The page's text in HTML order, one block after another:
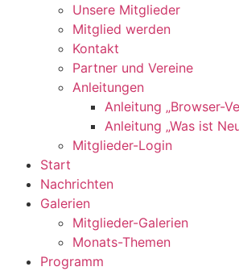
Unsere Mitglieder
Mitglied werden
Kontakt
Partner und Vereine
Anleitungen
Anleitung „Browser-
Anleitung „Was ist
Mitglieder-Login
Start
Nachrichten
Galerien
Mitglieder-Galerien
Monats-Themen
Programm